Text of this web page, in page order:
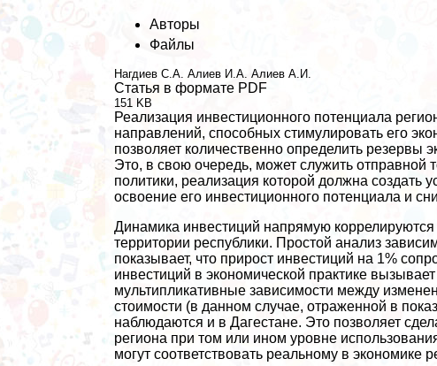
Авторы
Файлы
Нагдиев С.А.Алиев И.А.Алиев А.И.
Статья в формате PDF
151 KB
Реализация инвестиционного потенциала
направлений, способных стимулировать его
позволяет количественно определить резервы
Это, в свою очередь, может служить отправной
политики, реализация которой должна создать
освоение его инвестиционного потенциала и
Динамика инвестиций напрямую
территории республики. Простой анализ
показывает, что прирост инвестиций на 1%
инвестиций в экономической пpaктике
мультипликативные зависимости между
стоимости (в данном случае, отраженной в
наблюдаются и в Дагестане. Это позволяет
региона при том или ином уровне
могут соответствовать реальному в экономике